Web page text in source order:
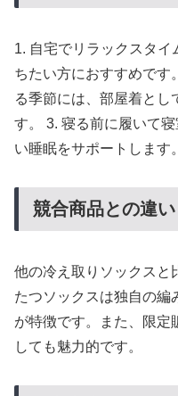
1. 自宅でリラックスタ
ちたい方におすすめです
る季節には、部屋着とし
す。 3. 寝る前に履いて
い睡眠をサポートします。
競合商品との違い
他の冷え取りソックスと
たつソックスは独自の編
が特徴です。また、限定
しても魅力的です。